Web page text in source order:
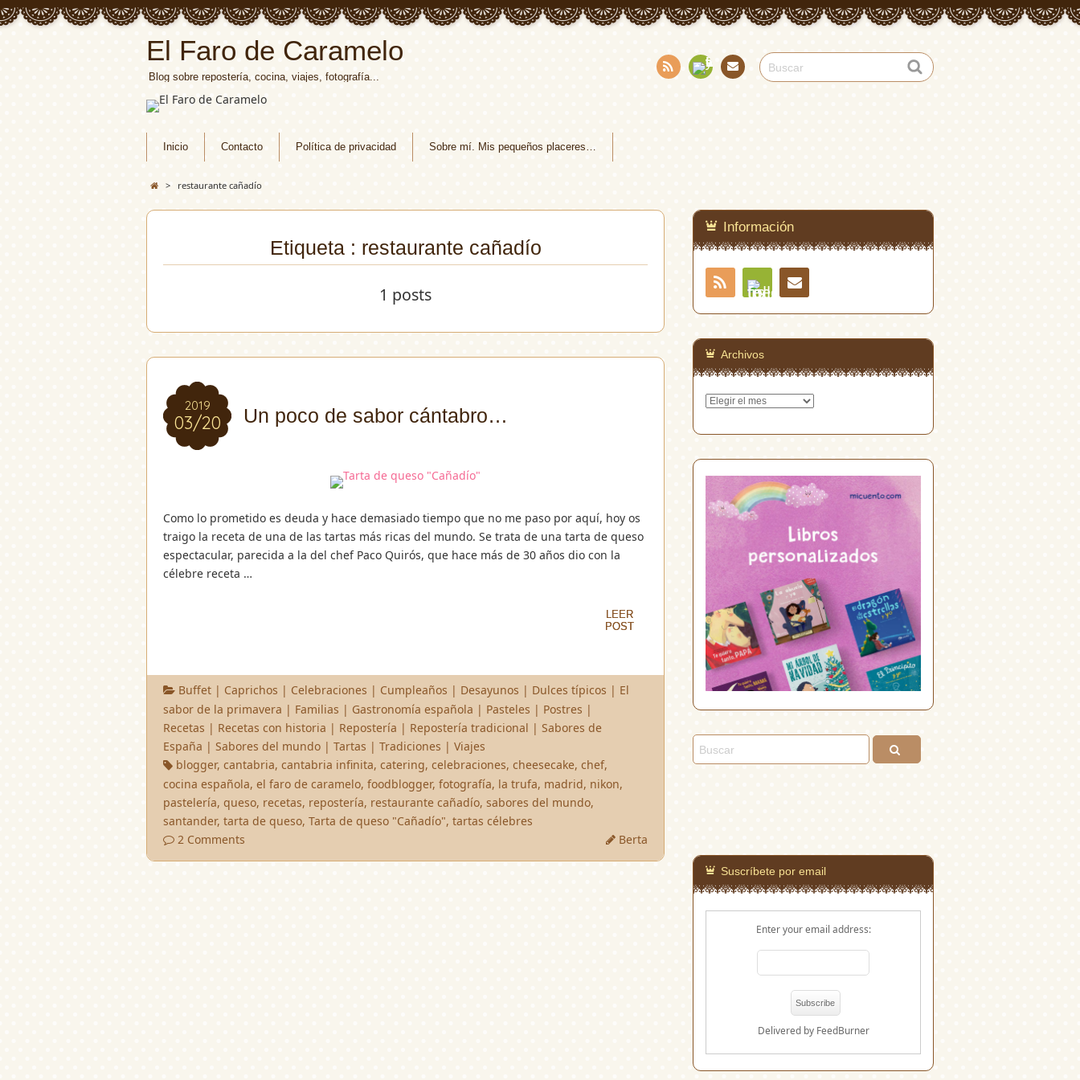
El Faro de Caramelo
Blog sobre repostería, cocina, viajes, fotografía...
Inicio Contacto Política de privacidad Sobre mí. Mis pequeños placeres…
> restaurante cañadío
Etiqueta : restaurante cañadío
1 posts
2019
03/20
2019
03/20 Un poco de sabor cántabro…
Como lo prometido es deuda y hace demasiado tiempo que no me paso por aquí, hoy os
traigo la receta de una de las tartas más ricas del mundo. Se trata de una tarta de queso
espectacular, parecida a la del chef Paco Quirós, que hace más de 30 años dio con la
célebre receta …
LEER
POST
LEER
POST
Buffet | Caprichos | Celebraciones | Cumpleaños | Desayunos | Dulces típicos | El
sabor de la primavera | Familias | Gastronomía española | Pasteles | Postres |
Recetas | Recetas con historia | Repostería | Repostería tradicional | Sabores de
España | Sabores del mundo | Tartas | Tradiciones | Viajes
blogger,cantabria,cantabria infinita,catering,celebraciones,cheesecake,chef,
cocina española, el faro de caramelo, foodblogger, fotografía, la trufa, madrid, nikon,
pastelería, queso, recetas, repostería, restaurante cañadío, sabores del mundo,
santander, tarta de queso, Tarta de queso "Cañadío", tartas célebres
2 Comments
Berta
Información
RSS
Feedly
Archivos
Archivos
Suscríbete por email
Enter your email address:
Delivered by FeedBurner